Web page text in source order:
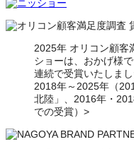
2025年 オリコン顧客
ショーは、おかげ様
連続で受賞いたしま
2018年～2025年（
北陸」、2016年・
での受賞）>